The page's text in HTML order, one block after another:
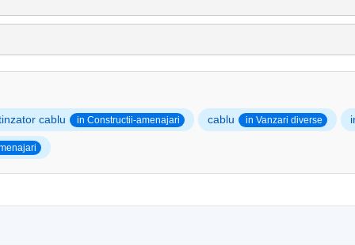
cablu in Constructii-amenajari cablu in Vanzari diverse